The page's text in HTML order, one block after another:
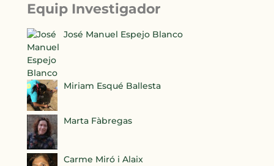
Equip Investigador
José Manuel Espejo Blanco
Miriam Esqué Ballesta
Marta Fàbregas
Carme Miró i Alaix